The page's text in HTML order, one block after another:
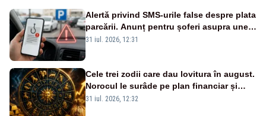
Alertă privind SMS-urile false despre plata
parcării. Anunț pentru șoferi asupra unei
noi metode de fraudă online
31 iul. 2026, 12:31
Cele trei zodii care dau lovitura în august.
Norocul le surâde pe plan financiar și
profesional
31 iul. 2026, 12:32